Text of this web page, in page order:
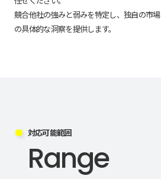
競合他社の強みと弱みを特定し、独自の市
の具体的な洞察を提供します。
対応可能範囲
Range